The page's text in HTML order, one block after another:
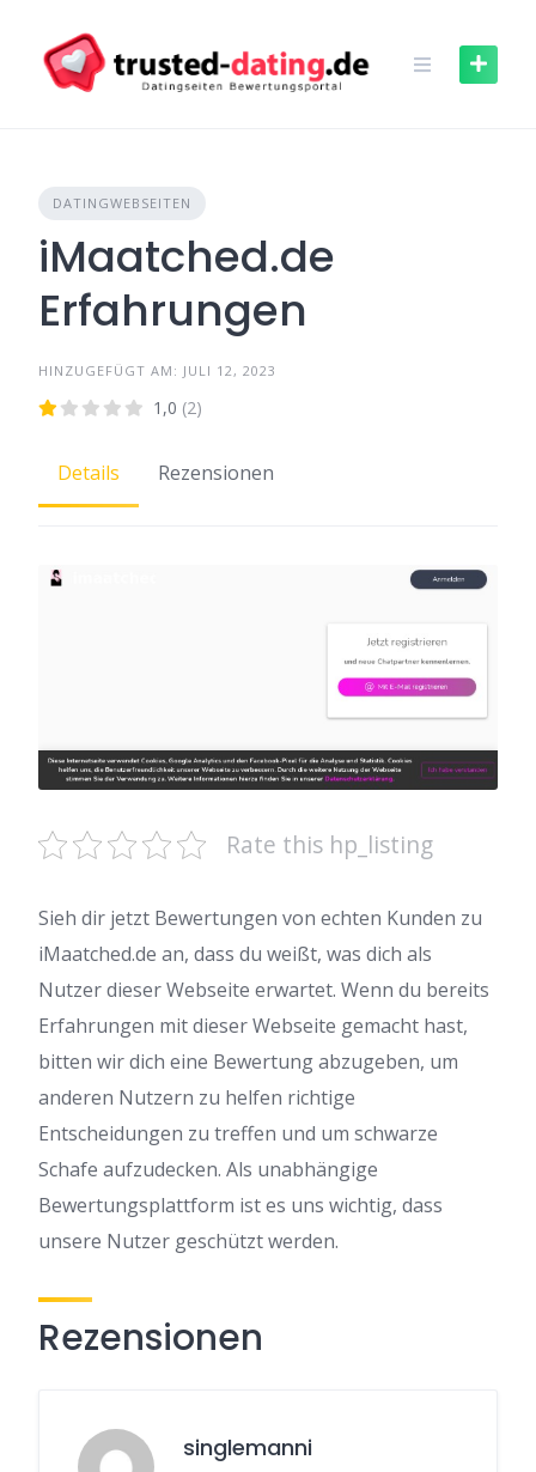
content
DATINGWEBSEITEN
iMaatched.de
Erfahrungen
HINZUGEFÜGT AM: JULI 12, 2023
1,0 (2)
Details Rezensionen
Rate this hp_listing
Sieh dir jetzt Bewertungen von echten Kunden zu
iMaatched.de an, dass du weißt, was dich als
Nutzer dieser Webseite erwartet. Wenn du bereits
Erfahrungen mit dieser Webseite gemacht hast,
bitten wir dich eine Bewertung abzugeben, um
anderen Nutzern zu helfen richtige
Entscheidungen zu treffen und um schwarze
Schafe aufzudecken. Als unabhängige
Bewertungsplattform ist es uns wichtig, dass
unsere Nutzer geschützt werden.
Rezensionen
singlemanni